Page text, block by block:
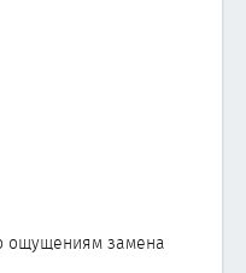
ощущениям замена